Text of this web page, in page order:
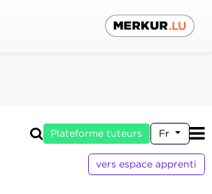
Plateforme tuteurs Fr
vers espace apprenti